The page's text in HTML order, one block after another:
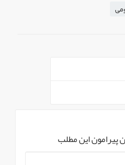
مدل های پشتیبانی شده :
پیرامون این مطلب
نمایش همه محصولات